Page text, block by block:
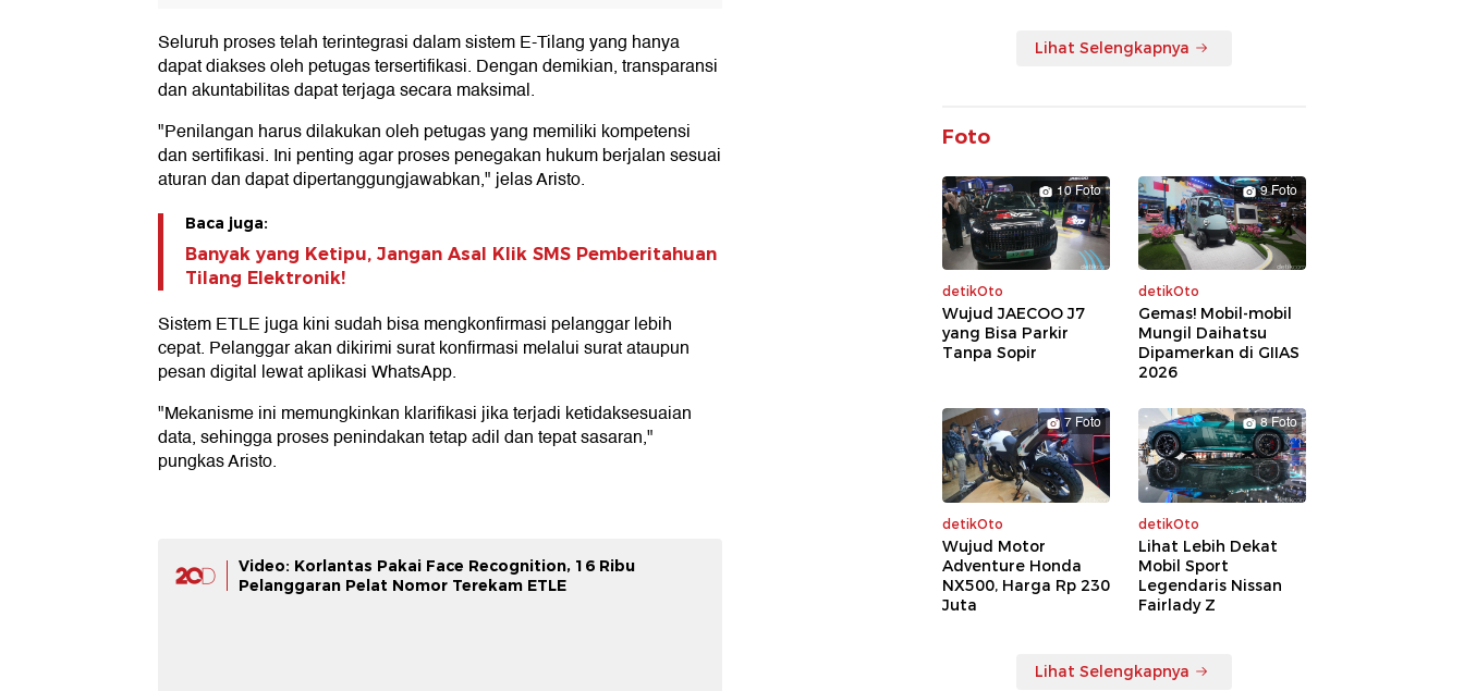
Seluruh proses telah terintegrasi dalam sistem E-Tilang yang hanya
dapat diakses oleh petugas tersertifikasi. Dengan demikian, transparansi
dan akuntabilitas dapat terjaga secara maksimal.
"Penilangan harus dilakukan oleh petugas yang memiliki kompetensi
dan sertifikasi. Ini penting agar proses penegakan hukum berjalan sesuai
aturan dan dapat dipertanggungjawabkan," jelas Aristo.
Baca juga:
Banyak yang Ketipu, Jangan Asal Klik SMS Pemberitahuan
Tilang Elektronik!
Sistem ETLE juga kini sudah bisa mengkonfirmasi pelanggar lebih
cepat. Pelanggar akan dikirimi surat konfirmasi melalui surat ataupun
pesan digital lewat aplikasi WhatsApp.
"Mekanisme ini memungkinkan klarifikasi jika terjadi ketidaksesuaian
data, sehingga proses penindakan tetap adil dan tepat sasaran,"
pungkas Aristo.
Video: Korlantas Pakai Face Recognition, 16 Ribu
Pelanggaran Pelat Nomor Terekam ETLE
Lihat Selengkapnya
Foto
10 Foto
detikOto
Wujud JAECOO J7
yang Bisa Parkir
Tanpa Sopir
9 Foto
detikOto
Gemas! Mobil-mobil
Mungil Daihatsu
Dipamerkan di GIIAS
2026
7 Foto
detikOto
Wujud Motor
Adventure Honda
NX500, Harga Rp 230
Juta
8 Foto
detikOto
Lihat Lebih Dekat
Mobil Sport
Legendaris Nissan
Fairlady Z
Lihat Selengkapnya